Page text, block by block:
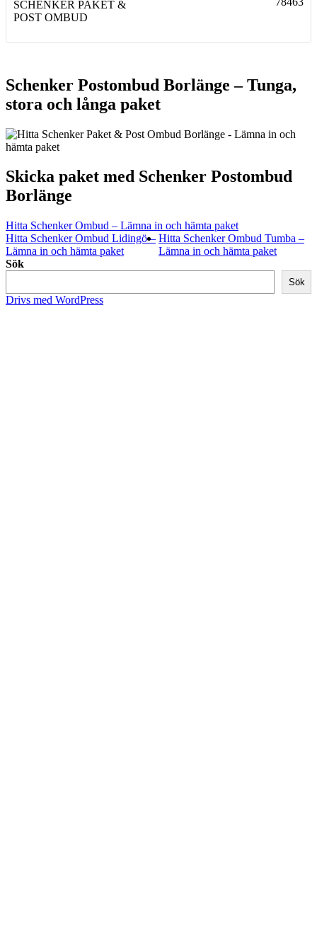
SCHENKER PAKET &
POST OMBUD
Schenker Postombud Borlänge – Tunga,
stora och långa paket
Skicka paket med Schenker Postombud
Borlänge
Hitta Schenker Ombud – Lämna in och hämta paket
Hitta Schenker Ombud Lidingö –
Lämna in och hämta paket
Hitta Schenker Ombud Tumba –
Lämna in och hämta paket
Sök
Sök
Drivs med WordPress